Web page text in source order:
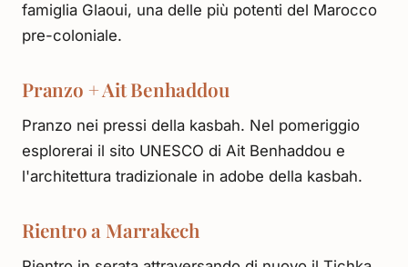
famiglia Glaoui, una delle più potenti del Marocco
pre-coloniale.
Pranzo + Ait Benhaddou
Pranzo nei pressi della kasbah. Nel pomeriggio
esplorerai il sito UNESCO di Ait Benhaddou e
l'architettura tradizionale in adobe della kasbah.
Rientro a Marrakech